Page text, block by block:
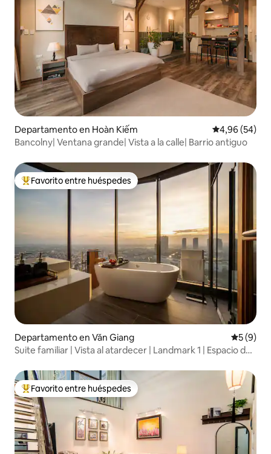
Departamento en Hoàn Kiếm Calificación
4,96 (54)
Bancolny| Ventana grande| Vista a la calle| Barrio antiguo
Favorito entre los huéspedes más destacados
Favorito entre huéspedes
Departamento en Văn Giang
5 (9)
Suite familiar | Vista al atardecer | Landmark 1 | Espacio de
Favorito entre los huéspedes más destacados
Favorito entre huéspedes